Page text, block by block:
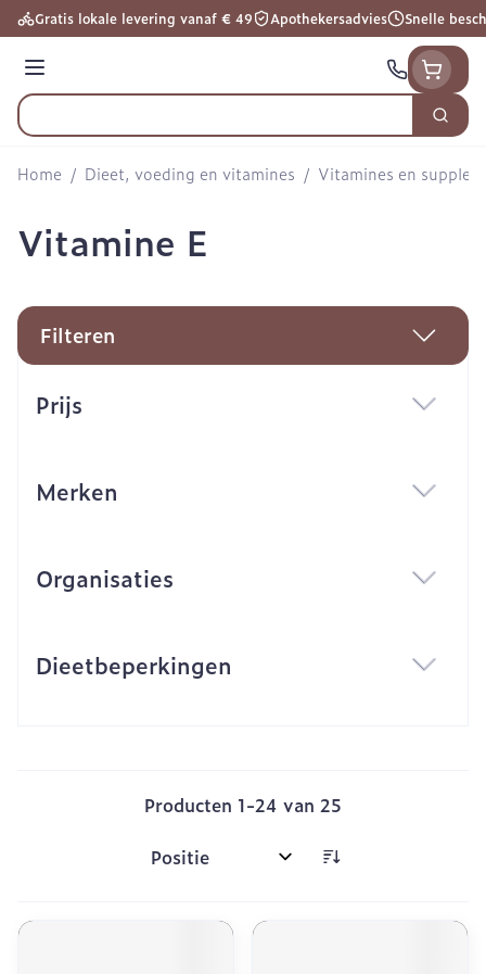
Ga naar de inhoud
Gratis lokale levering vanaf € 49 Apothekersadvies Snelle
Menu
Product, merk, categorie...
Zoek
Home / Dieet, voeding en vitamines / Vitamines en
Vitamine E
Filteren
Prijs
Merken
Organisaties
Dieetbeperkingen
Producten 1-24 van 25
Sorteer op: